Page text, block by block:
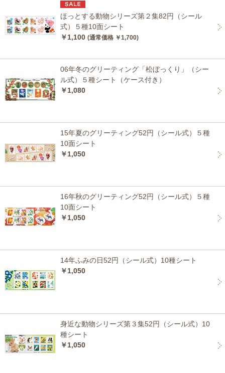
ほっとする動物シリーズ第２集82円（シール
式）５種10面シート
￥1,100 (通常価格 ￥1,700)
06年冬のグリーティング「松ぼっくり」（シー
ル式）５種シート（ケース付き）
￥1,080
15年夏のグリーティング52円（シール式）５種
10面シート
￥1,050
16年秋のグリーティング52円（シール式）５種
10面シート
￥1,050
14年ふみの日52円（シール式）10種シート
￥1,050
身近な動物シリーズ第３集52円（シール式）10
種シート
￥1,050